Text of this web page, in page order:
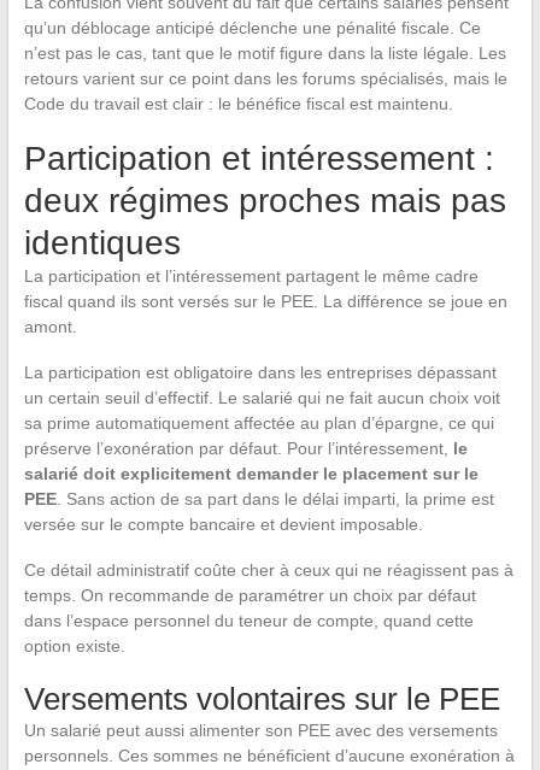
qu’un déblocage anticipé déclenche une pénalité fiscale. Ce
n’est pas le cas, tant que le motif figure dans la liste légale. Les
retours varient sur ce point dans les forums spécialisés, mais le
Code du travail est clair : le bénéfice fiscal est maintenu.
Participation et intéressement :
deux régimes proches mais pas
identiques
La participation et l’intéressement partagent le même cadre
fiscal quand ils sont versés sur le PEE. La différence se joue en
amont.
La participation est obligatoire dans les entreprises dépassant
un certain seuil d’effectif. Le salarié qui ne fait aucun choix voit
sa prime automatiquement affectée au plan d’épargne, ce qui
préserve l’exonération par défaut. Pour l’intéressement, le
salarié doit explicitement demander le placement sur le
PEE. Sans action de sa part dans le délai imparti, la prime est
versée sur le compte bancaire et devient imposable.
Ce détail administratif coûte cher à ceux qui ne réagissent pas à
temps. On recommande de paramétrer un choix par défaut
dans l’espace personnel du teneur de compte, quand cette
option existe.
Versements volontaires sur le PEE
Un salarié peut aussi alimenter son PEE avec des versements
personnels. Ces sommes ne bénéficient d’aucune exonération à